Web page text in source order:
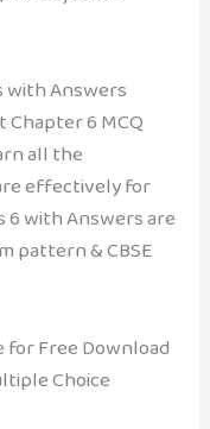
with Answers
Chapter 6 MCQ
all the
effectively for
6 with Answers are
pattern & CBSE
Free Download
Choice